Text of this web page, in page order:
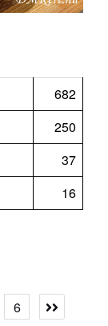
682
250
37
16
6
Next